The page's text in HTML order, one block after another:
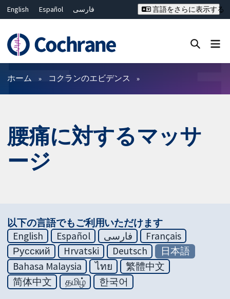
English Español
فارسی
Deutsch
Bahasa Malaysia
ไทย
繁體中文
简体中文
言語をさらに表示する
フィルター
ホーム コクランのエビデンス
腰痛に対するマッサ
ージ
以下の言語でもご利用いただけます
English
Español فارسی
Français
Русский
Hrvatski Deutsch
日本語
Bahasa Malaysia
ไทย
繁體中文
简体中文
தமிழ் 한국어